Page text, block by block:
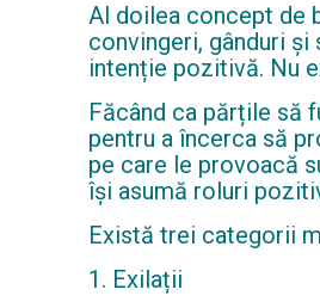
Al doilea concept de
convingeri, gânduri
intenție pozitivă. Nu
Făcând ca părțile să
pentru a încerca să
pe care le provoacă
își asumă roluri
Există trei categorii
1. Exilații